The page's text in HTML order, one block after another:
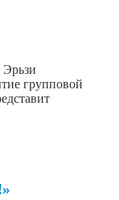
групповой